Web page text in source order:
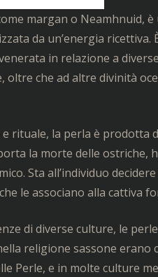
margan o Neamhnuid,
da un’energia ricettiva.
in relazione a
oltre che ad altre divinità
rituale, la perla è prodotta
la morte delle
Sta all’individuo
le associano alla cattiva
di diverse culture, le
religione sassone erano
Perle, e in molte culture